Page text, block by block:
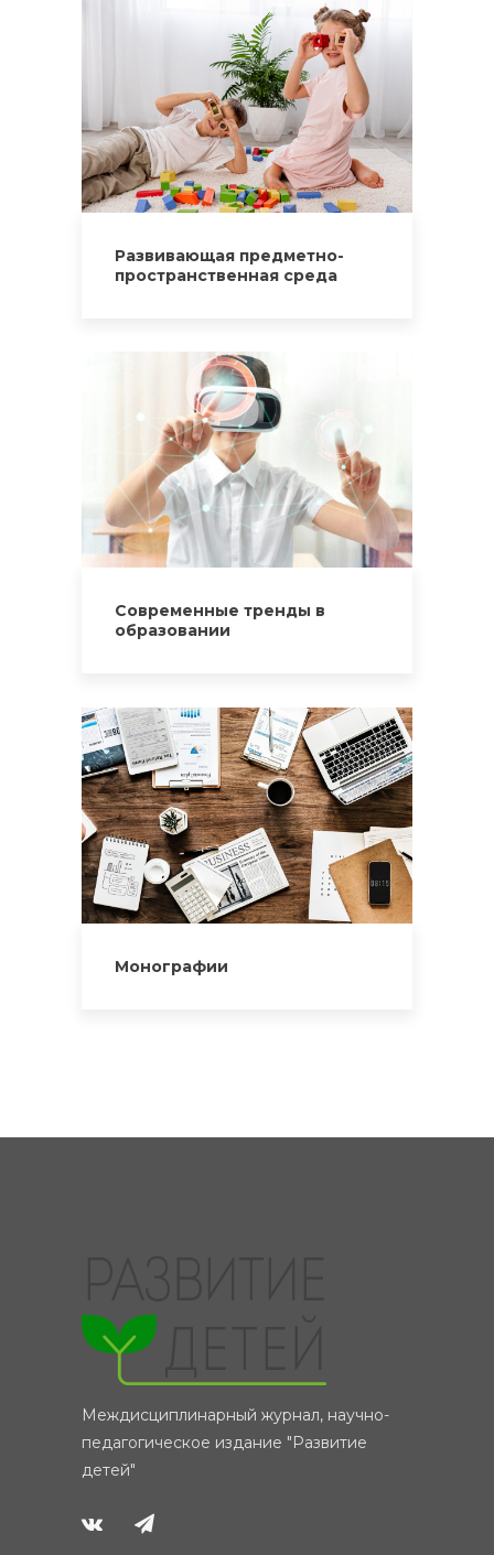
Развивающая предметно-
пространственная среда
Современные тренды в
образовании
Монографии
Междисциплинарный журнал, научно-
педагогическое издание "Развитие
детей"